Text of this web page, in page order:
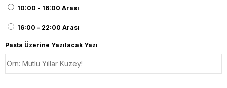
10:00 - 16:00 Arası
16:00 - 22:00 Arası
Pasta Üzerine Yazılacak Yazı